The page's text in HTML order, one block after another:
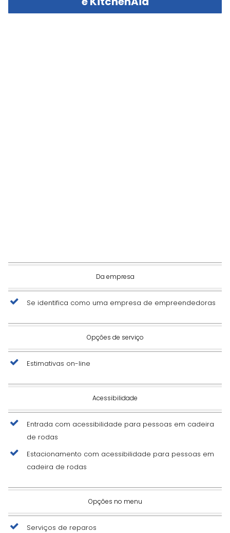
Da empresa
Se identifica como uma empresa de empreendedoras
Opções de serviço
Estimativas on-line
Acessibilidade
Entrada com acessibilidade para pessoas em cadeira
de rodas
Estacionamento com acessibilidade para pessoas em
cadeira de rodas
Opções no menu
Serviços de reparos